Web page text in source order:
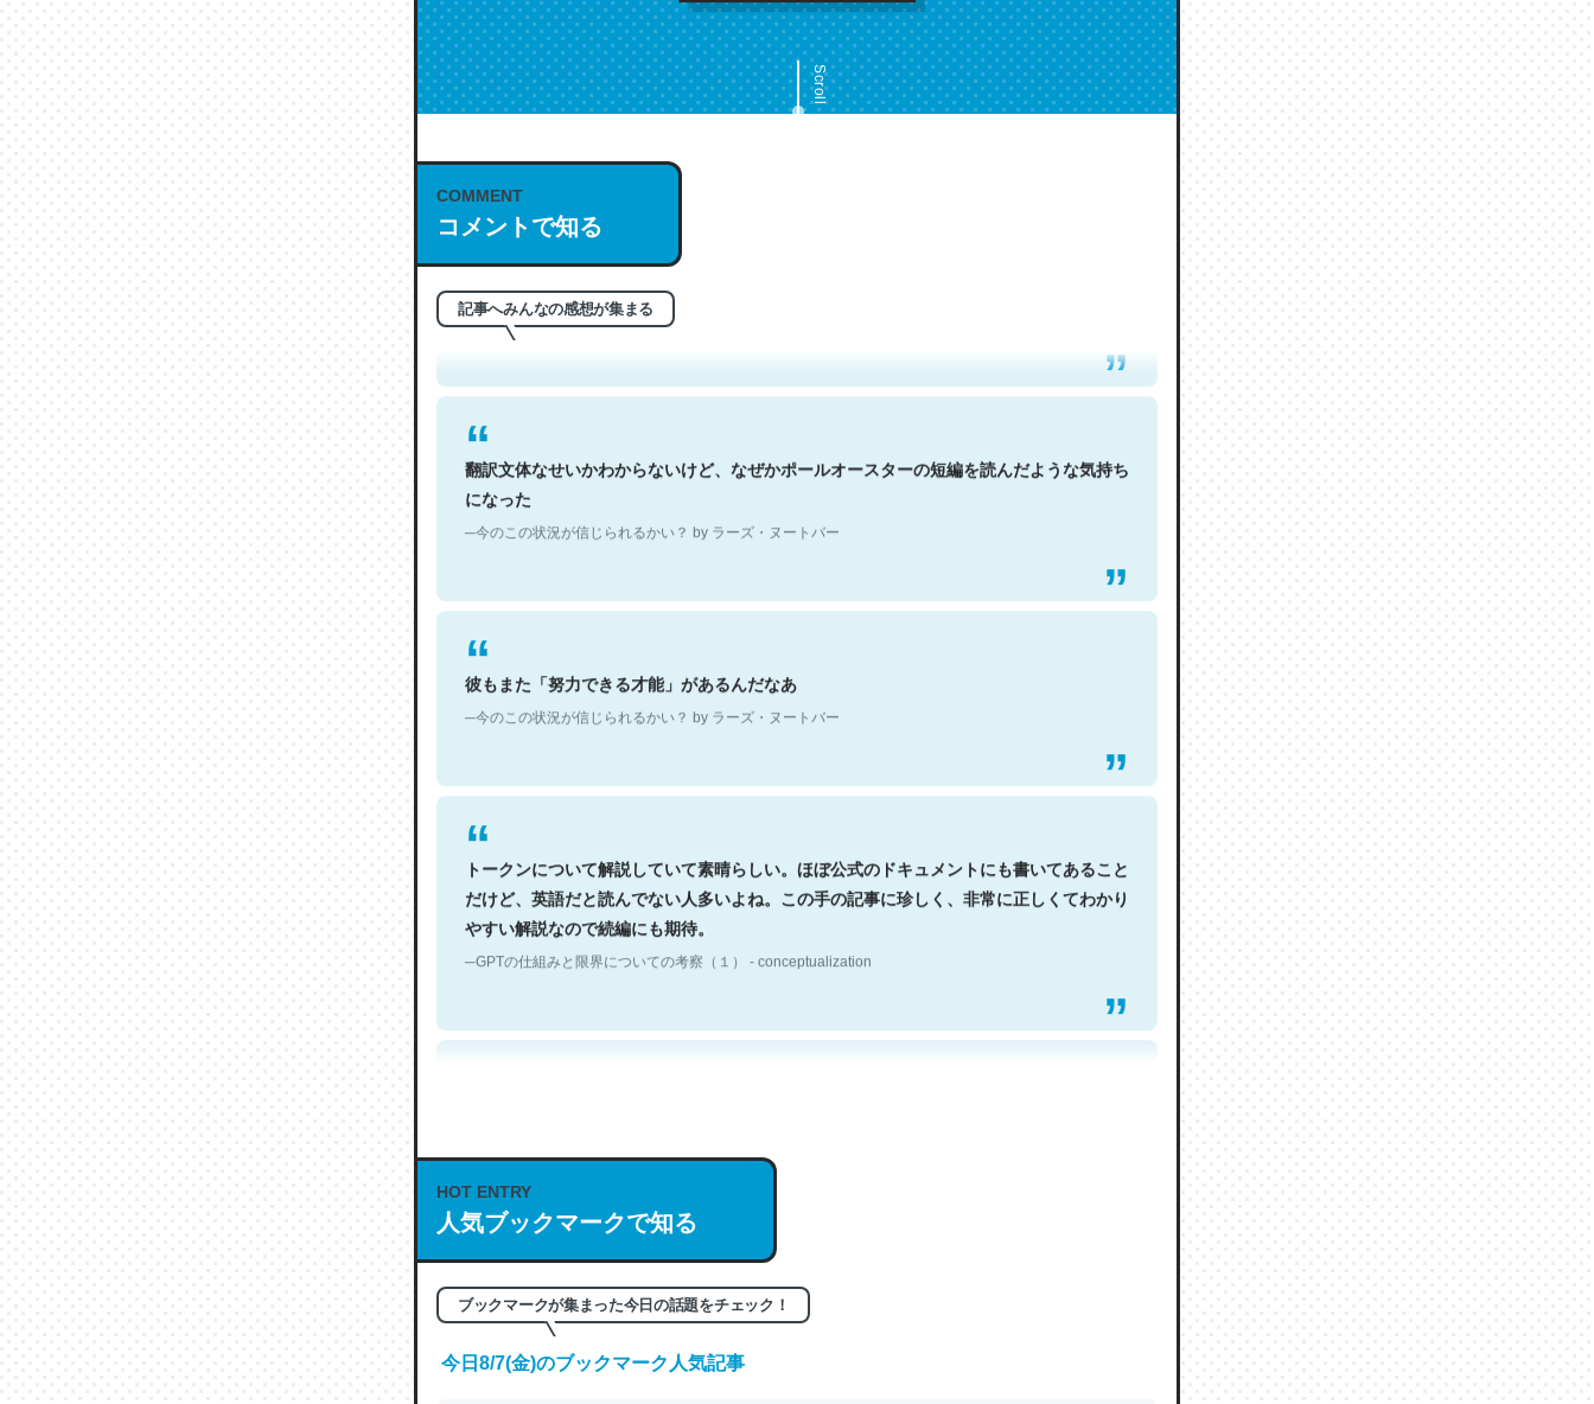
Scroll
COMMENT
コメントで知る
記事へみんなの感想が集まる
これは名文。彼はとてもクレバーなんだろうなと凄く思う。英語少しでも読める人は原文
もお勧め。自分はこの流れ好き。Let’s Fucking Go. Then Covid hit. Shit.
─今のこの状況が信じられるかい？ by ラーズ・ヌートバー
翻訳文体なせいかわからないけど、なぜかポールオースターの短編を読んだような気持ち
になった
─今のこの状況が信じられるかい？ by ラーズ・ヌートバー
彼もまた「努力できる才能」があるんだなあ
─今のこの状況が信じられるかい？ by ラーズ・ヌートバー
トークンについて解説していて素晴らしい。ほぼ公式のドキュメントにも書いてあること
だけど、英語だと読んでない人多いよね。この手の記事に珍しく、非常に正しくてわかり
やすい解説なので続編にも期待。
─GPTの仕組みと限界についての考察（１） - conceptualization
これは良記事。32768トークンだと英語小説100ページ分くらい。小説でいう「ずっと前
の伏線」は回収されないけど、短期記憶というには多い分量。進化すればするほど分かり
やすく強くなりそう
HOT ENTRY
人気ブックマークで知る
ブックマークが集まった今日の話題をチェック！
今日8/7(金)のブックマーク人気記事